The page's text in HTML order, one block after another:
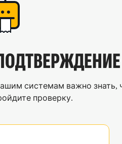
системам важно знать,
проверку.